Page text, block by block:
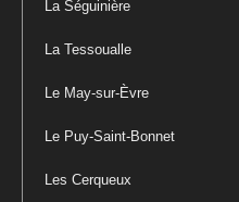
La Séguinière
La Tessoualle
Le May-sur-Èvre
Le Puy-Saint-Bonnet
Les Cerqueux